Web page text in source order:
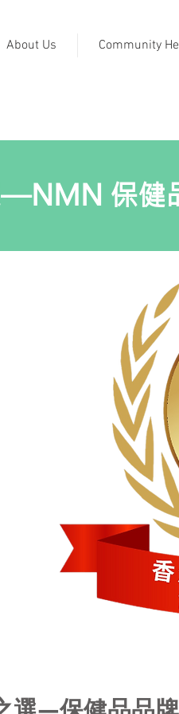
About Us Community
保健